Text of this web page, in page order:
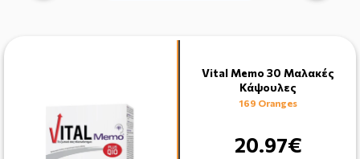
Vital Memo 30 Μαλακές
Κάψουλες
169 Oranges
20.97€